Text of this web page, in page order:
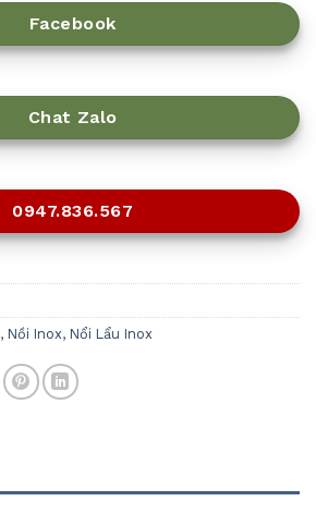
Facebook
Chat Zalo
0947.836.567
, Nồi Inox, Nổi Lẩu Inox